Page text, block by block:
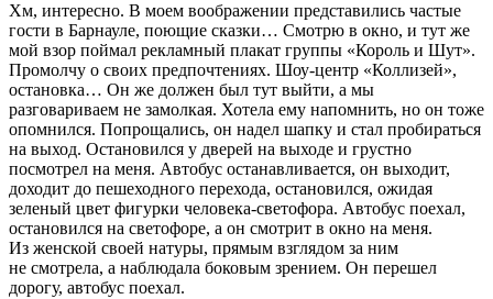
Хм, интересно. В моем воображении представились частые
гости в Барнауле, поющие сказки… Смотрю в окно, и тут же
мой взор поймал рекламный плакат группы «Король и Шут».
Промолчу о своих предпочтениях. Шоу-центр «Коллизей»,
остановка… Он же должен был тут выйти, а мы
разговариваем не замолкая. Хотела ему напомнить, но он тоже
опомнился. Попрощались, он надел шапку и стал пробираться
на выход. Остановился у дверей на выходе и грустно
посмотрел на меня. Автобус останавливается, он выходит,
доходит до пешеходного перехода, остановился, ожидая
зеленый цвет фигурки человека-светофора. Автобус поехал,
остановился на светофоре, а он смотрит в окно на меня.
Из женской своей натуры, прямым взглядом за ним
не смотрела, а наблюдала боковым зрением. Он перешел
дорогу, автобус поехал.